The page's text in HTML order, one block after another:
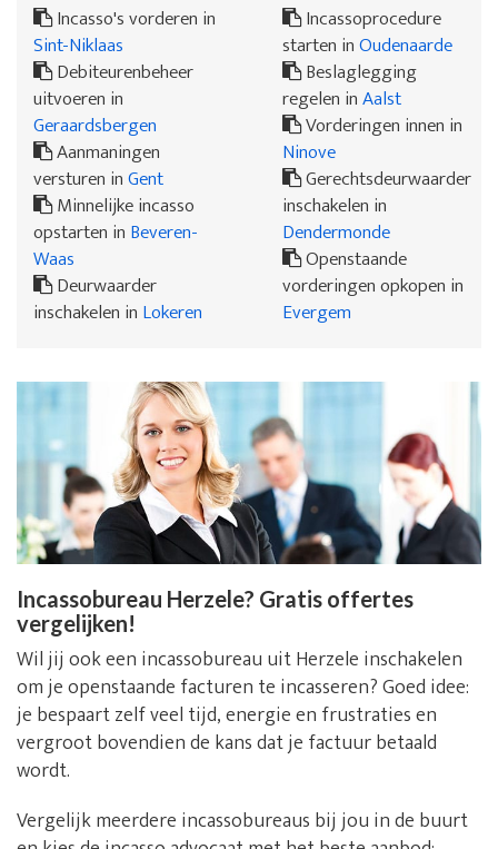
Incasso's vorderen in
Sint-Niklaas
Debiteurenbeheer
uitvoeren in
Geraardsbergen
Aanmaningen
versturen inGent
Minnelijke incasso
opstarten in Beveren-
Waas
Deurwaarder
inschakelen in Lokeren
Incassoprocedure
starten inOudenaarde
Beslaglegging
regelen inAalst
Vorderingen innen in
Ninove
Gerechtsdeurwaarder
inschakelen in
Dendermonde
Openstaande
vorderingen opkopen in
Evergem
Incassobureau Herzele? Gratis offertes
vergelijken!
Wil jij ook een incassobureau uit Herzele inschakelen
om je openstaande facturen te incasseren? Goed idee:
je bespaart zelf veel tijd, energie en frustraties en
vergroot bovendien de kans dat je factuur betaald
wordt.
Vergelijk meerdere incassobureaus bij jou in de buurt